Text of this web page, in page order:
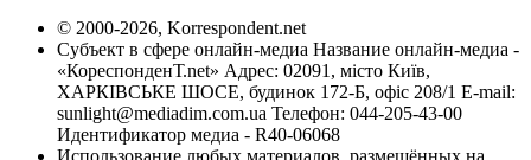
© 2000-2026, Korrespondent.net
Субъект в сфере онлайн-медиа Название онлайн-медиа -
«КореспонденТ.net» Адрес: 02091, місто Київ,
ХАРКІВСЬКЕ ШОСЕ, будинок 172-Б, офіс 208/1 E-mail:
sunlight@mediadim.com.ua Телефон: 044-205-43-00
Идентификатор медиа - R40-06068